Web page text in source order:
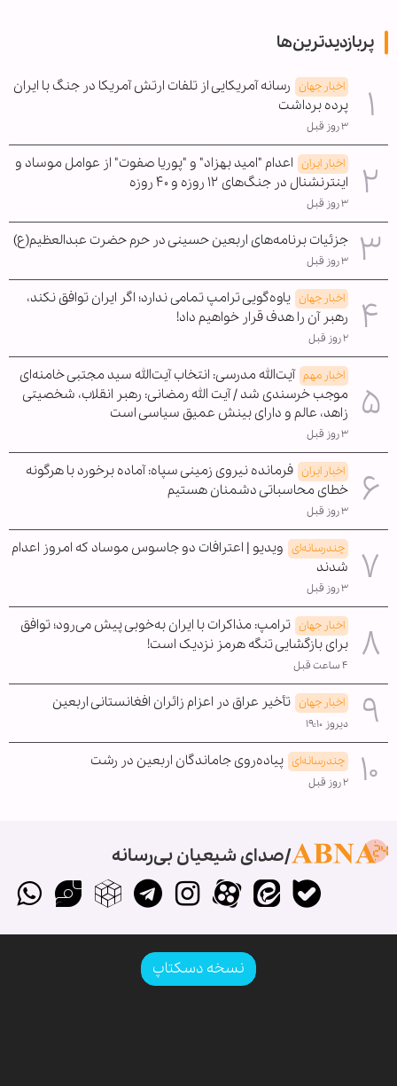
پربازدیدترین‌ها
اخبار جهان رسانه آمریکایی از تلفات ارتش آمریکا در جنگ با ایران
پرده برداشت
۳ روز قبل
اخبار ایران اعدام "امید بهزاد" و "پوریا صفوت" از عوامل موساد و
اینترنشنال در جنگ‌های ۱۲ روزه و ۴۰ روزه
۳ روز قبل
جزئیات برنامه‌های اربعین حسینی در حرم حضرت عبدالعظیم(ع)
۳ روز قبل
اخبار جهان یاوه‌گویی ترامپ تمامی ندارد؛ اگر ایران توافق نکند،
رهبر آن را هدف قرار خواهیم داد!
۲ روز قبل
اخبار مهم آیت‌الله مدرسی: انتخاب آیت‌الله سید مجتبی خامنه‌ای
موجب خرسندی شد / آیت الله رمضانی: رهبر انقلاب، شخصیتی
زاهد، عالم و دارای بینش عمیق سیاسی است
۳ روز قبل
اخبار ایران فرمانده نیروی زمینی سپاه: آماده برخورد با هرگونه
خطای محاسباتی دشمنان هستیم
۳ روز قبل
چندرسانه‌ای ویدیو | اعترافات دو جاسوس موساد که امروز اعدام
شدند
۳ روز قبل
اخبار جهان ترامپ: مذاکرات با ایران به‌خوبی پیش می‌رود؛ توافق
برای بازگشایی تنگه هرمز نزدیک است!
۴ ساعت قبل
اخبار جهان تأخیر عراق در اعزام زائران افغانستانی اربعین
دیروز ۱۹:۱۰
چندرسانه‌ای پیاده‌روی جاماندگان اربعین در رشت
۲ روز قبل
صدای شیعیان بی‌رسانه
نسخه دسکتاپ